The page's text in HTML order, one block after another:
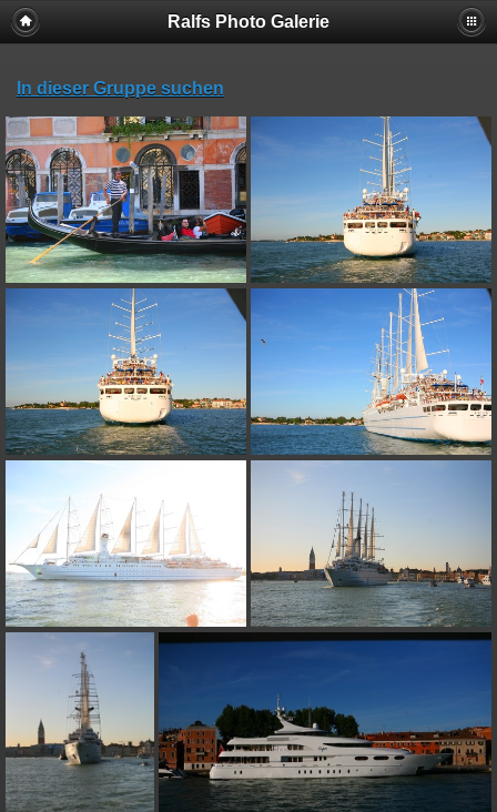
Ralfs Photo Galerie
In dieser Gruppe suchen